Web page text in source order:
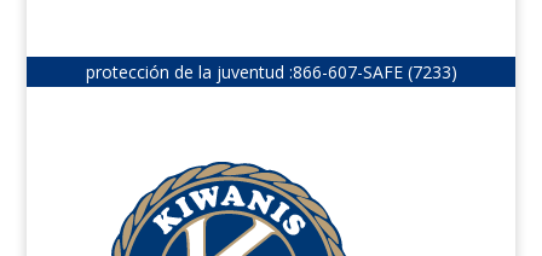
protección de la juventud :866-607-SAFE (7233)